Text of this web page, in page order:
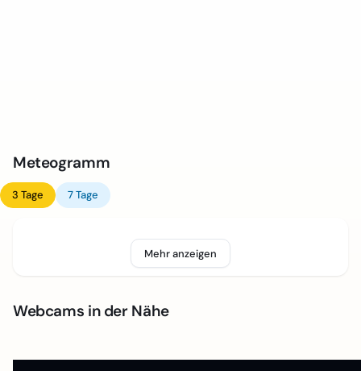
Meteogramm
3 Tage 7 Tage
Mehr anzeigen
Webcams in der Nähe